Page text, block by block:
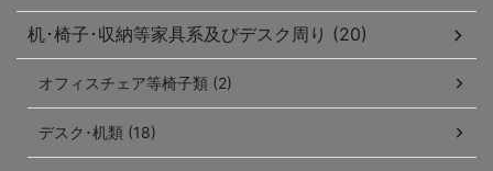
机･椅子･収納等家具系及びデスク周り (20)
オフィスチェア等椅子類 (2)
デスク･机類 (18)